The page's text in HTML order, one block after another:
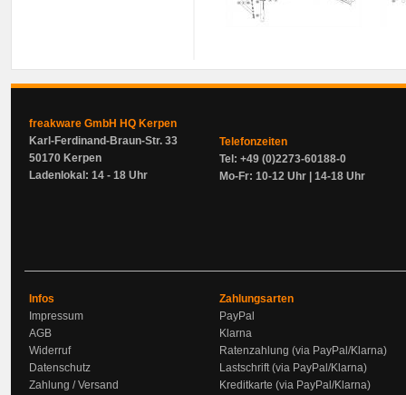
freakware GmbH HQ Kerpen
Karl-Ferdinand-Braun-Str. 33
50170 Kerpen
Ladenlokal: 14 - 18 Uhr
Telefonzeiten
Tel: +49 (0)2273-60188-0
Mo-Fr: 10-12 Uhr | 14-18 Uhr
Infos
Impressum
AGB
Widerruf
Datenschutz
Zahlung / Versand
Zahlungsarten
PayPal
Klarna
Ratenzahlung (via PayPal/Klarna)
Lastschrift (via PayPal/Klarna)
Kreditkarte (via PayPal/Klarna)